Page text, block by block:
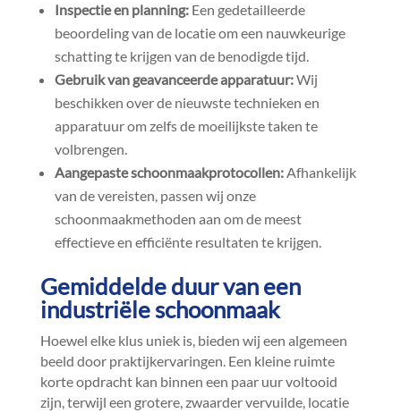
Inspectie en planning:Een gedetailleerde
beoordeling van de locatie om een nauwkeurige
schatting te krijgen van de benodigde tijd.​
Gebruik van geavanceerde apparatuur:Wij
beschikken over de nieuwste technieken en
apparatuur om zelfs de moeilijkste taken te
volbrengen.​
Aangepaste schoonmaakprotocollen:Afhankelijk
van de vereisten, passen wij onze
schoonmaakmethoden aan om de meest
effectieve en efficiënte resultaten te krijgen.​
Gemiddelde duur van een
industriële schoonmaak
Hoewel elke klus uniek is, bieden wij een algemeen
beeld door praktijkervaringen.​ Een kleine ruimte
korte opdracht kan binnen een paar uur voltooid
zijn, terwijl een grotere, zwaarder vervuilde, locatie